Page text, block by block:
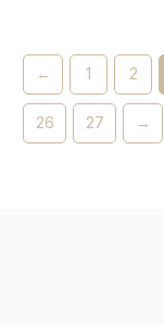
← 1 2
26 27 →